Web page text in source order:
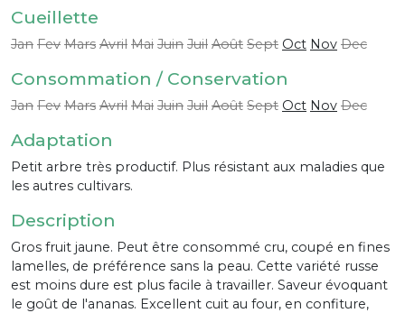
Cueillette
Jan Fev Mars Avril Mai Juin Juil Août Sept Oct Nov Dec
Consommation / Conservation
Jan Fev Mars Avril Mai Juin Juil Août Sept Oct Nov Dec
Adaptation
Petit arbre très productif. Plus résistant aux maladies que
les autres cultivars.
Description
Gros fruit jaune. Peut être consommé cru, coupé en fines
lamelles, de préférence sans la peau. Cette variété russe
est moins dure est plus facile à travailler. Saveur évoquant
le goût de l'ananas. Excellent cuit au four, en confiture,